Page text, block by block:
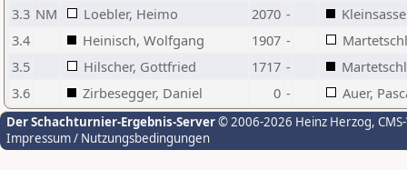
3.3 NM Loebler, Heimo 2070 -
3.4
Heinisch, Wolfgang 1907 -
3.5
Hilscher, Gottfried 1717 -
3.6
Zirbesegger, Daniel 0 - Auer,
Der Schachturnier-Ergebnis-Server© 2006-2026 Heinz Herzog,
Impressum / Nutzungsbedingungen